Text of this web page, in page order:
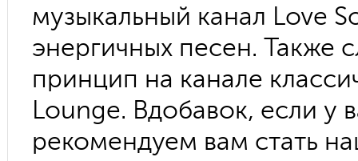
музыкальный канал Love
энергичных песен. Также
принцип на канале
Lounge. Вдобавок, если у
рекомендуем вам стать